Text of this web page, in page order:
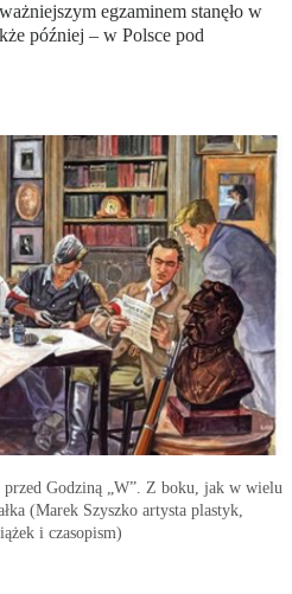
egzaminem stanęło w
później – w Polsce pod
przed Godziną „W”. Z boku, jak w wielu
(Marek Szyszko artysta plastyk,
i czasopism)